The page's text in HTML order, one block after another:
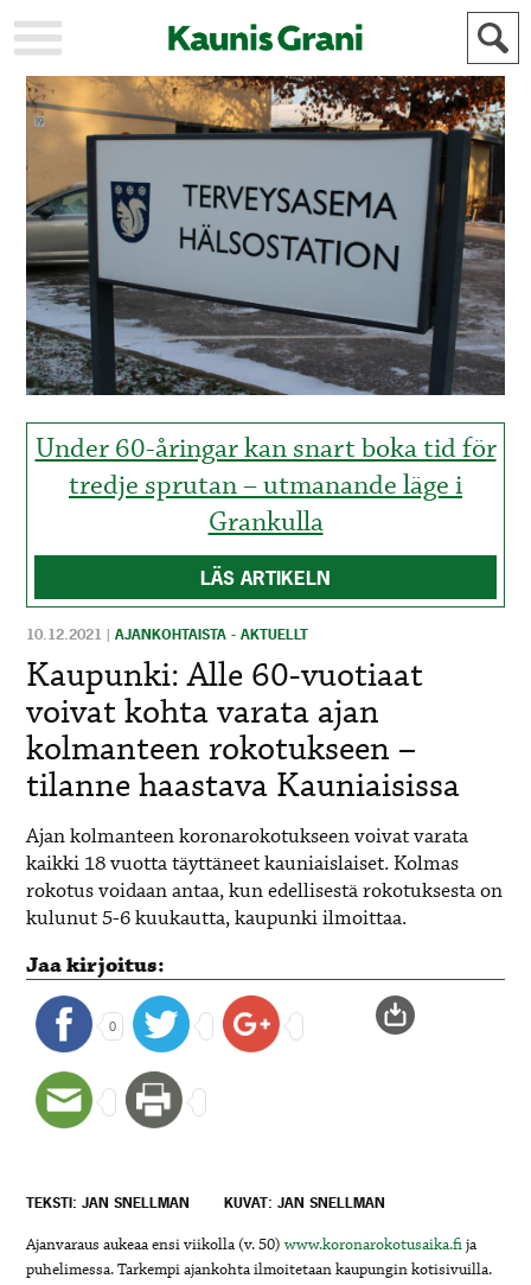
KAUPUNKI
STADEN
AJANKOHTAISTA
AKTUELLT
URHEILU
IDROTT
KULTTUURI
KULTUR
HISTORIA
HISTORIA
YLEINEN
ALLMÄN
MAINOSTAJILLE
FÖR
ANNONSÖRER
Under 60-åringar kan snart boka tid för
tredje sprutan – utmanande läge i
Grankulla
LÄS ARTIKELN
10.12.2021 |AJANKOHTAISTA - AKTUELLT
Kaupunki: Alle 60-vuotiaat
voivat kohta varata ajan
kolmanteen rokotukseen –
tilanne haastava Kauniaisissa
Ajan kolmanteen koronarokotukseen voivat varata
kaikki 18 vuotta täyttäneet kauniaislaiset. Kolmas
rokotus voidaan antaa, kun edellisestä rokotuksesta on
kulunut 5-6 kuukautta, kaupunki ilmoittaa.
Jaa kirjoitus:
0
TEKSTI: JAN SNELLMAN KUVAT: JAN SNELLMAN
Ajanvaraus aukeaa ensi viikolla (v. 50)www.koronarokotusaika.fija
puhelimessa. Tarkempi ajankohta ilmoitetaan kaupungin kotisivuilla.